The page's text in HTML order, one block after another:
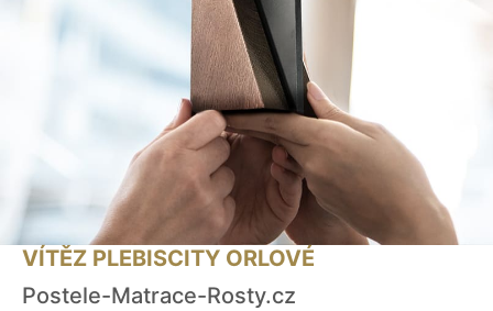
VÍTĚZ PLEBISCITY ORLOVÉ
Postele-Matrace-Rosty.cz